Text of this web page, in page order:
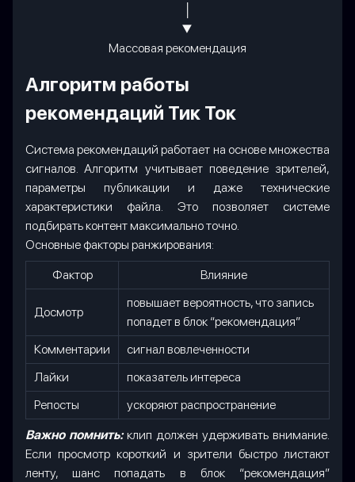
▼
Массовая рекомендация
Алгоритм работы
рекомендаций Тик Ток
Система рекомендаций работает на основе множества
сигналов. Алгоритм учитывает поведение зрителей,
параметры публикации и даже технические
характеристики файла. Это позволяет системе
подбирать контент максимально точно.
Основные факторы ранжирования:
Фактор
Влияние
Досмотр
повышает вероятность, что запись
попадет в блок “рекомендация”
Комментарии
сигнал вовлеченности
Лайки
показатель интереса
Репосты
ускоряют распространение
Важно помнить:клип должен удерживать внимание.
Если просмотр короткий и зрители быстро листают
ленту, шанс попадать в блок “рекомендация”